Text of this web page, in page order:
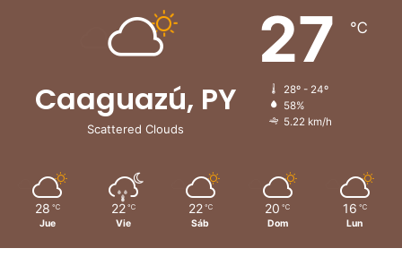
Caaguazú, PY
Scattered Clouds
27 ℃
28º - 24º
58%
5.22 km/h
28 ℃
Jue
22 ℃
Vie
22 ℃
Sáb
20 ℃
Dom
16 ℃
Lun